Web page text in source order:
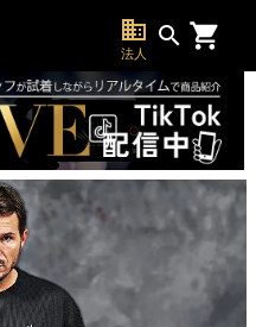
business
法人
search